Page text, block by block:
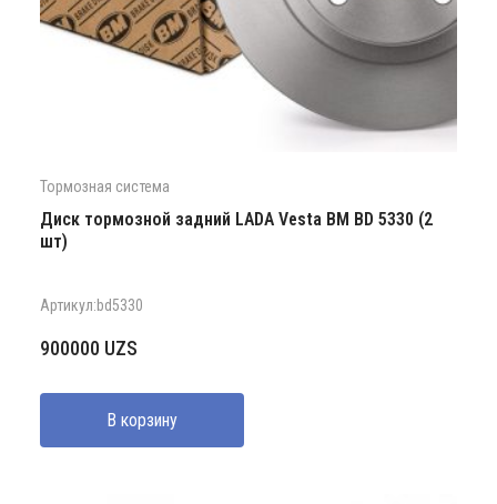
Тормозная система
Диск тормозной задний LADA Vesta BM BD 5330 (2
шт)
Артикул:bd5330
900000 UZS
В корзину